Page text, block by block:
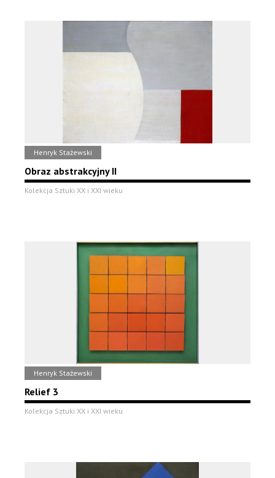
Henryk Stażewski
Obraz abstrakcyjny II
Kolekcja Sztuki XX i XXI wieku
Henryk Stażewski
Relief 3
Kolekcja Sztuki XX i XXI wieku